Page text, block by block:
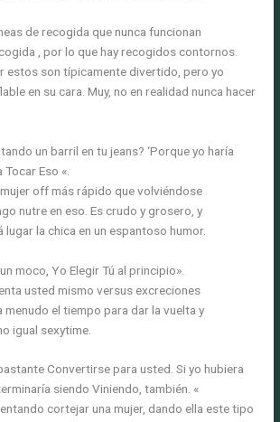
de recogida que nunca funcionan
, por lo que hay recogidos contornos.
estos son típicamente divertido, pero yo
en su cara. Muy, no en realidad nunca hacer
un barril en tu jeans? ‘Porque yo haría
Eso «.
off más rápido que volviéndose
nutre en eso. Es crudo y grosero, y
lugar la chica en un espantoso humor.
moco, Yo Elegir Tú al principio».
usted mismo versus excreciones
menudo el tiempo para dar la vuelta y
igual sexytime.
Convertirse para usted. Si yo hubiera
siendo Viniendo, también. «
cortejar una mujer, dando ella este tipo